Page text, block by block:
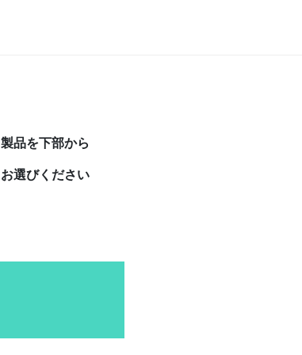
製品を下部から
お選びください